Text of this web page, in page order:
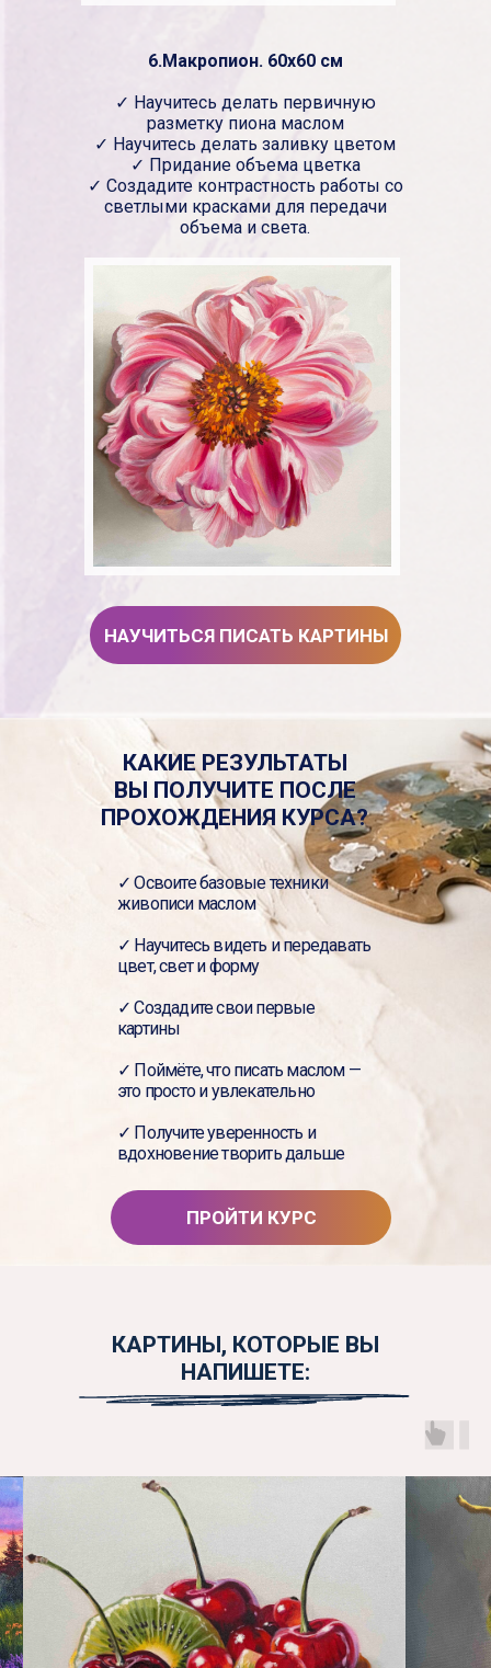
6.Макропион. 60х60 см
✓ Научитесь делать первичную
разметку пиона маслом
✓ Научитесь делать заливку цветом
✓ Придание объема цветка
✓ Создадите контрастность работы со
светлыми красками для передачи
объема и света.
НАУЧИТЬСЯ ПИСАТЬ КАРТИНЫ
КАКИЕ РЕЗУЛЬТАТЫ
ВЫ ПОЛУЧИТЕ ПОСЛЕ
ПРОХОЖДЕНИЯ КУРСА?
✓ Освоите базовые техники
живописи маслом
✓ Научитесь видеть и передавать
цвет, свет и форму
✓ Создадите свои первые
картины
✓ Поймёте, что писать маслом —
это просто и увлекательно
✓ Получите уверенность и
вдохновение творить дальше
ПРОЙТИ КУРС
КАРТИНЫ, КОТОРЫЕ ВЫ
НАПИШЕТЕ: